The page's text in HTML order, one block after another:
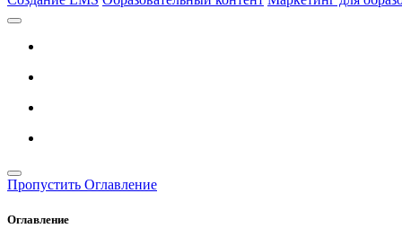
Пропустить Оглавление
Оглавление